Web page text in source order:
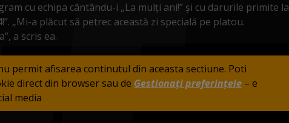
cu echipa cântându-i „La mulți ani!” și cu darurile primite la
„Mi-a plăcut să petrec această zi specială pe platou.
a scris ea.
permit afisarea continutul din aceasta sectiune. Poti
direct din browser sau de Gestionați preferințele – e
media